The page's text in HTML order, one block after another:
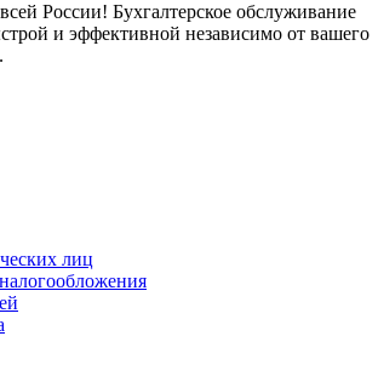
России! Бухгалтерское обслуживание
и эффективной независимо от вашего
лиц